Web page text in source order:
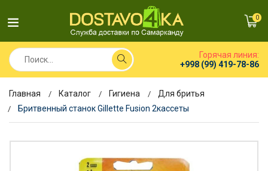
0
Горячая линия:
+998 (99) 419-78-86
Главная Каталог Гигиена
Для бритья
Бритвенный станок Gillette Fusion 2кассеты